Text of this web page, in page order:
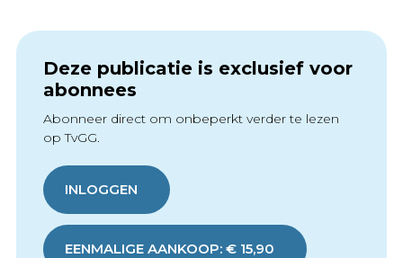
Deze publicatie is exclusief voor
abonnees
Abonneer direct om onbeperkt verder te lezen
op TvGG.
INLOGGEN
EENMALIGE AANKOOP: € 15,90